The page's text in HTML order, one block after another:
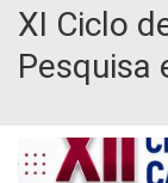
XI Ciclo
Pesquisa